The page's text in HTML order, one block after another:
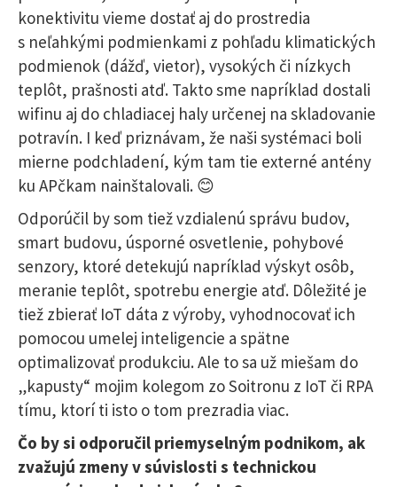
konektivitu vieme dostať aj do prostredia
s neľahkými podmienkami z pohľadu klimatických
podmienok (dážď, vietor), vysokých či nízkych
teplôt, prašnosti atď. Takto sme napríklad dostali
wifinu aj do chladiacej haly určenej na skladovanie
potravín. I keď priznávam, že naši systémaci boli
mierne podchladení, kým tam tie externé antény
ku APčkam nainštalovali. 😊
Odporúčil by som tiež vzdialenú správu budov,
smart budovu, úsporné osvetlenie, pohybové
senzory, ktoré detekujú napríklad výskyt osôb,
meranie teplôt, spotrebu energie atď. Dôležité je
tiež zbierať IoT dáta z výroby, vyhodnocovať ich
pomocou umelej inteligencie a spätne
optimalizovať produkciu. Ale to sa už miešam do
„kapusty“ mojim kolegom zo Soitronu z IoT či RPA
tímu, ktorí ti isto o tom prezradia viac.
Čo by si odporučil priemyselným podnikom, ak
zvažujú zmeny v súvislosti s technickou